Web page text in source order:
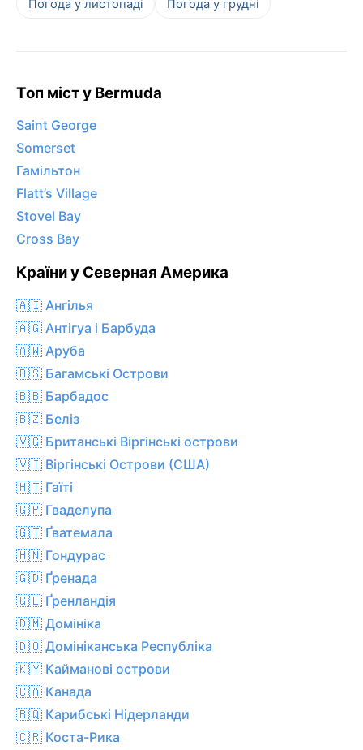
Погода у листопаді Погода у грудні
Топ міст у Bermuda
Saint George
Somerset
Гамільтон
Flatt’s Village
Stovel Bay
Cross Bay
Країни у Северная Америка
🇦🇮 Ангілья
🇦🇬 Антігуа і Барбуда
🇦🇼 Аруба
🇧🇸 Багамські Острови
🇧🇧 Барбадос
🇧🇿 Беліз
🇻🇬 Британські Віргінські острови
🇻🇮 Віргінські Острови (США)
🇭🇹 Гаїті
🇬🇵 Гваделупа
🇬🇹 Ґватемала
🇭🇳 Гондурас
🇬🇩 Ґренада
🇬🇱 Ґренландія
🇩🇲 Домініка
🇩🇴 Домініканська Республіка
🇰🇾 Кайманові острови
🇨🇦 Канада
🇧🇶 Карибські Нідерланди
🇨🇷 Коста-Рика